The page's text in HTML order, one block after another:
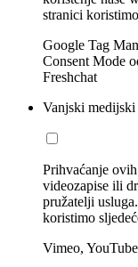
stranici
Google Tag
Consent Mode
Freshchat
Vanjski medijski
Prihvaćanje
videozapise ili
pružatelji
koristimo
Vimeo, YouTube